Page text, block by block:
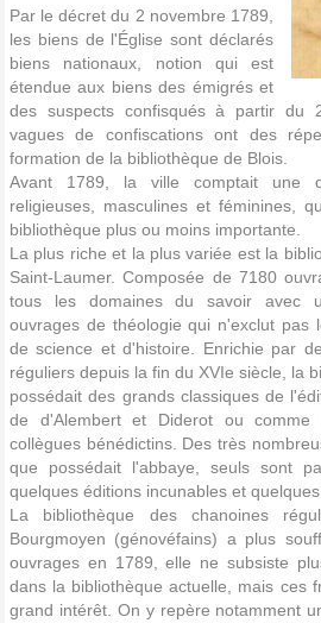
Par le décret du 2 novembre 1789,
les biens de l'Église sont déclarés
biens nationaux, notion qui est
étendue aux biens des émigrés et
des suspects confisqués à partir du
vagues de confiscations ont des
formation de la bibliothèque de Blois.
Avant 1789, la ville comptait une
religieuses, masculines et féminines,
bibliothèque plus ou moins importante.
La plus riche et la plus variée est la
Saint-Laumer. Composée de 7180
tous les domaines du savoir avec
ouvrages de théologie qui n'exclut pas
de science et d'histoire. Enrichie par
réguliers depuis la fin du XVIe siècle, la
possédait des grands classiques de
de d'Alembert et Diderot ou comme
collègues bénédictins. Des très
que possédait l'abbaye, seuls sont
quelques éditions incunables et
La bibliothèque des chanoines
Bourgmoyen (génovéfains) a plus
ouvrages en 1789, elle ne subsiste
dans la bibliothèque actuelle, mais ces
grand intérêt. On y repère notamment